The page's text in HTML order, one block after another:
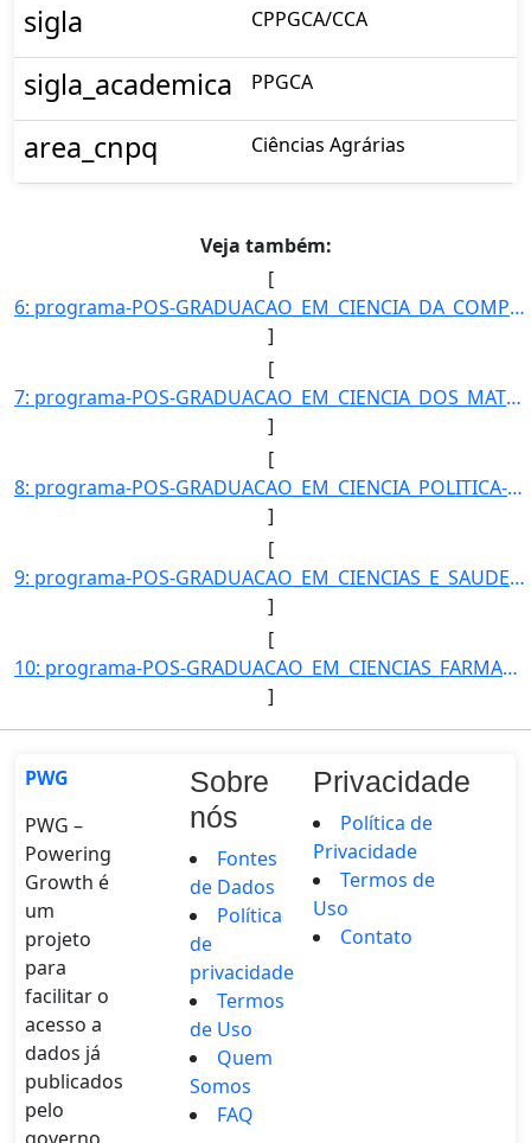
sigla CPPGCA/CCA
sigla_academica PPGCA
area_cnpq Ciências Agrárias
Veja também:
[
6: programa-POS-GRADUACAO_EM_CIENCIA_DA_COMPUTACAO-id_unidade-615-unidade-COORDENACAO_DO_PROGRAMA_DE_PO]
]
[
7: programa-POS-GRADUACAO_EM_CIENCIA_DOS_MATERIAIS-id_unidade-610-unidade-COORDENACAO_DO_PROGRAMA_DE_PO]
]
[
8: programa-POS-GRADUACAO_EM_CIENCIA_POLITICA-id_unidade-343-unidade-COORDENACAO_DO_PROGRAMA_DE_POS-GRA]
]
[
9: programa-POS-GRADUACAO_EM_CIENCIAS_E_SAUDE-id_unidade-344-unidade-COORDENACAO_DO_PROGRAMA_DE_POS-GRA]
]
[
10: programa-POS-GRADUACAO_EM_CIENCIAS_FARMACEUTICAS-id_unidade-606-unidade-COORDENACAO_DO_PROGRAMA_DE_P]
]
PWG
PWG –
Powering
Growth é
um
projeto
para
facilitar o
acesso a
dados já
publicados
pelo
governo
Sobre
nós
Fontes
de Dados
Política
de
privacidade
Termos
de Uso
Quem
Somos
FAQ
Privacidade
Política de
Privacidade
Termos de
Uso
Contato